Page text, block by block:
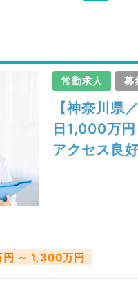
常勤求人 募
【神奈川県
日1,000万
アクセス良
～ 1,300万円